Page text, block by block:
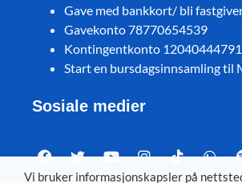
Gave med bankkort/ bli
Gavekonto 78770654539
Kontingentkonto 12040444791
Start en bursdagsinnsamling til
Sosiale medier
Vi bruker informasjonskapsler på